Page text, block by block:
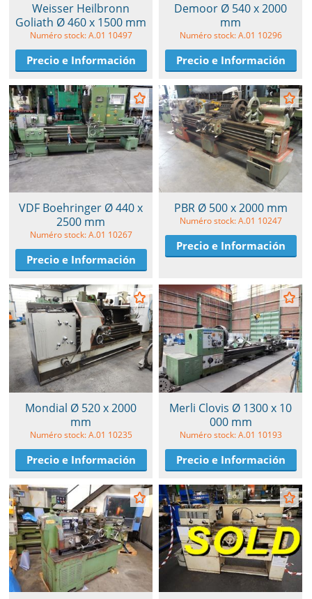
Weisser Heilbronn
Goliath Ø 460 x 1500 mm
Numéro stock: A.01 10497
Precio e Información
Demoor Ø 540 x 2000
mm
Numéro stock: A.01 10296
Precio e Información
VDF Boehringer Ø 440 x
2500 mm
Numéro stock: A.01 10267
Precio e Información
PBR Ø 500 x 2000 mm
Numéro stock: A.01 10247
Precio e Información
Mondial Ø 520 x 2000
mm
Numéro stock: A.01 10235
Precio e Información
Merli Clovis Ø 1300 x 10
000 mm
Numéro stock: A.01 10193
Precio e Información